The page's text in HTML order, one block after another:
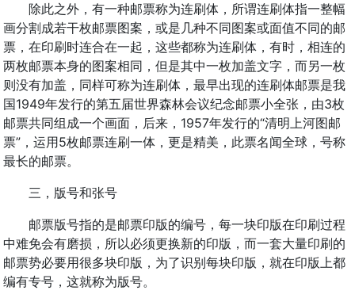
除此之外，有一种邮票称为连刷体，所谓连刷体指一整幅
画分割成若干枚邮票图案，或是几种不同图案或面值不同的邮
票，在印刷时连合在一起，这些都称为连刷体，有时，相连的
两枚邮票本身的图案相同，但是其中一枚加盖文字，而另一枚
则没有加盖，同样可称为连刷体，最早出现的连刷体邮票是我
国1949年发行的第五届世界森林会议纪念邮票小全张，由3枚
邮票共同组成一个画面，后来，1957年发行的“清明上河图邮
票”，运用5枚邮票连刷一体，更是精美，此票名闻全球，号称
最长的邮票。
三，版号和张号
邮票版号指的是邮票印版的编号，每一块印版在印刷过程
中难免会有磨损，所以必须更换新的印版，而一套大量印刷的
邮票势必要用很多块印版，为了识别每块印版，就在印版上都
编有专号，这就称为版号。